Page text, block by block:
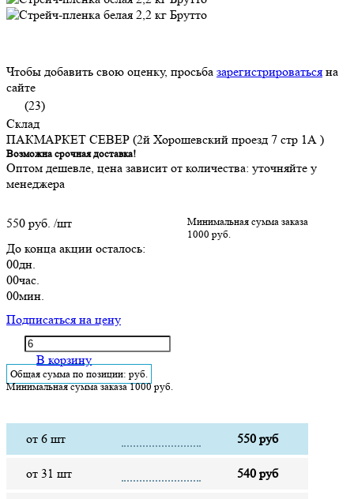
Чтобы добавить свою оценку, просьба зарегистрироваться на
сайте
(23)
Склад
ПАКМАРКЕТ СЕВЕР (2й Хорошевский проезд 7 стр 1А )
Возможна срочная доставка!
Оптом дешевле, цена зависит от количества: уточняйте у
менеджера
550 руб. /шт
Минимальная сумма заказа
1000 руб.
До конца акции осталось:
00дн.
00час.
00мин.
Подписаться на цену
В корзину
Общая сумма по позиции: руб.
Минимальная сумма заказа 1000 руб.
от 6 шт 550 руб
от 31 шт 540 руб